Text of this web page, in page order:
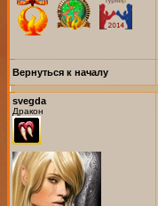
Вернуться к началу
svegda
Дракон